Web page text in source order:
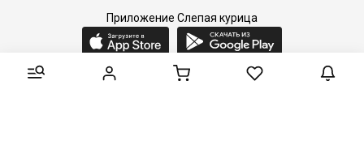
Приложение Слепая курица
2015-2026 © Слепая курица - fashion concept store.